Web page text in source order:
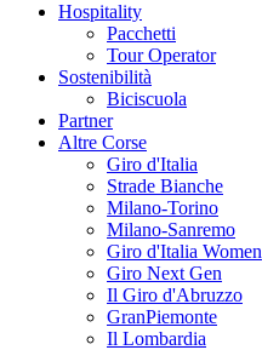
Hospitality
Pacchetti
Tour Operator
Sostenibilità
Biciscuola
Partner
Altre Corse
Giro d'Italia
Strade Bianche
Milano-Torino
Milano-Sanremo
Giro d'Italia Women
Giro Next Gen
Il Giro d'Abruzzo
GranPiemonte
Il Lombardia